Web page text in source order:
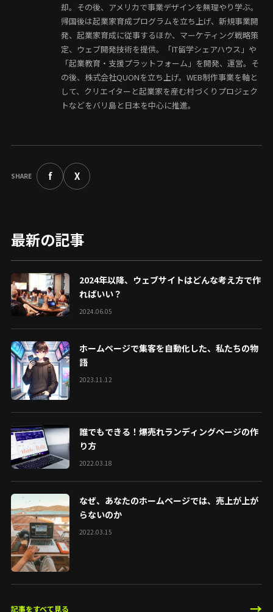
SHARE f X
却。その後、アメリカで事業デザインを無理やり学ぶ。
帰国後は起業家育成プログラムを立ち上げ、新規事業開
発、起業家育成に従事するほか、マーケティング戦略策
定、ウェブ開発技術を提供。「IT留学シェアハウス」や
「起業教育・支援プラットフォーム」を開発、運営。そ
の後、株式会社QUONを立ち上げ。WEB制作事業を軸と
して、クリエイターと起業家を産む村づくりプロジェク
トなどをバリ島と日本を中心に推進。
最新の記事
2024年以降、ウェブサイトはどんな考え方で作
ればいい？
2024.06.05
ホームページで集客を自動化した、私たちの物
語
2023.11.12
誰でもできる！爆売れランディングページの作
り方
2022.03.18
なぜ、あなたのホームページでは、売上が上が
らないのか
2022.03.15
記事をすべて見る →